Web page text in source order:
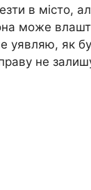
в місто,
може
уявляю, як
не